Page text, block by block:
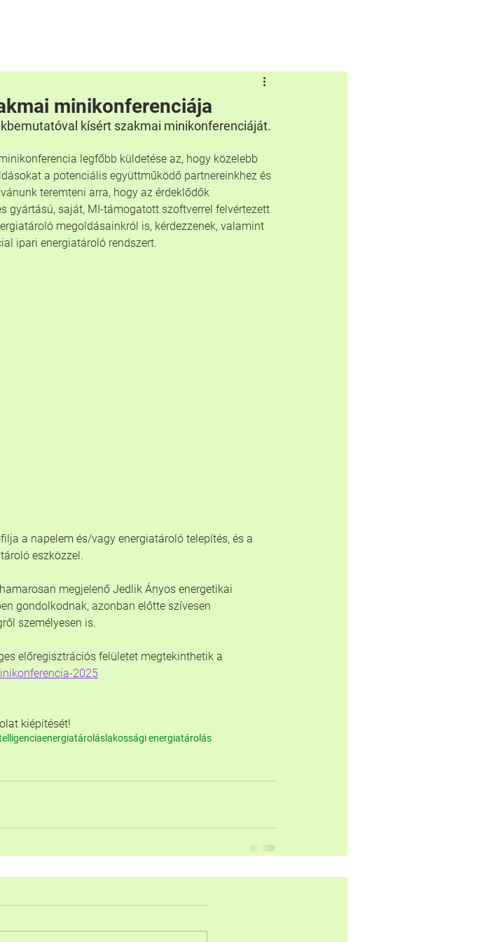
minikonferenciája
kísért szakmai minikonferenciáját.
legfőbb küldetése az, hogy közelebb
a potenciális együttműködő partnereinkhez és
teremteni arra, hogy az érdeklődők
gyártású, saját, MI-támogatott szoftverrel felvértezett
megoldásainkról is, kérdezzenek, valamint
ipari energiatároló rendszert.
a napelem és/vagy energiatároló telepítés, és a
eszközzel.
megjelenő Jedlik Ányos energetikai
gondolkodnak, azonban előtte szívesen
személyesen is.
előregisztrációs felületet megtekinthetik a
2025
kiépítését!
energiatároláslakossági energiatárolás